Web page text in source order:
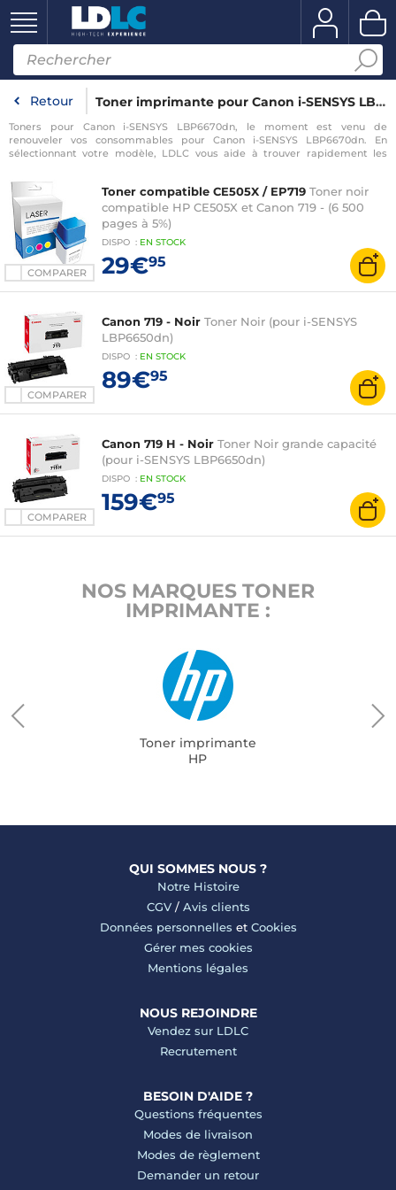
Retour Toner imprimante pour Canon i-SENSYS LBP6670dn
Toners pour Canon i-SENSYS LBP6670dn, le moment est venu de
renouveler vos consommables pour Canon i-SENSYS LBP6670dn. En
sélectionnant votre modèle, LDLC vous aide à trouver rapidement les
LBP6670dn.
COMPARER
Toner compatible CE505X / EP719 Toner noir
compatible HP CE505X et Canon 719 - (6 500
pages à 5%)
DISPO : EN STOCK
29€95
COMPARER
Canon 719 - Noir Toner Noir (pour i-SENSYS
LBP6650dn)
DISPO : EN STOCK
89€95
COMPARER
Canon 719 H - Noir Toner Noir grande capacité
(pour i-SENSYS LBP6650dn)
DISPO : EN STOCK
159€95
NOS MARQUES TONER
IMPRIMANTE :
Toner imprimante
HP
QUI SOMMES NOUS ?
Notre Histoire
CGV/ Avis clients
Données personnelles et Cookies
Gérer mes cookies
Mentions légales
NOUS REJOINDRE
Vendez sur LDLC
Recrutement
BESOIN D'AIDE ?
Questions fréquentes
Modes de livraison
Modes de règlement
Demander un retour